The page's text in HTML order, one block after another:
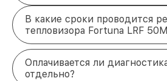
В какие сроки проводится
тепловизора Fortuna LRF
Оплачивается ли
отдельно?